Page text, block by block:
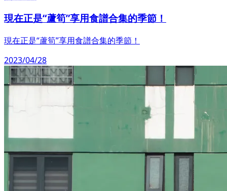
現在正是“蘆筍”享用食譜合集的季節！
現在正是“蘆筍”享用食譜合集的季節！
2023/04/28